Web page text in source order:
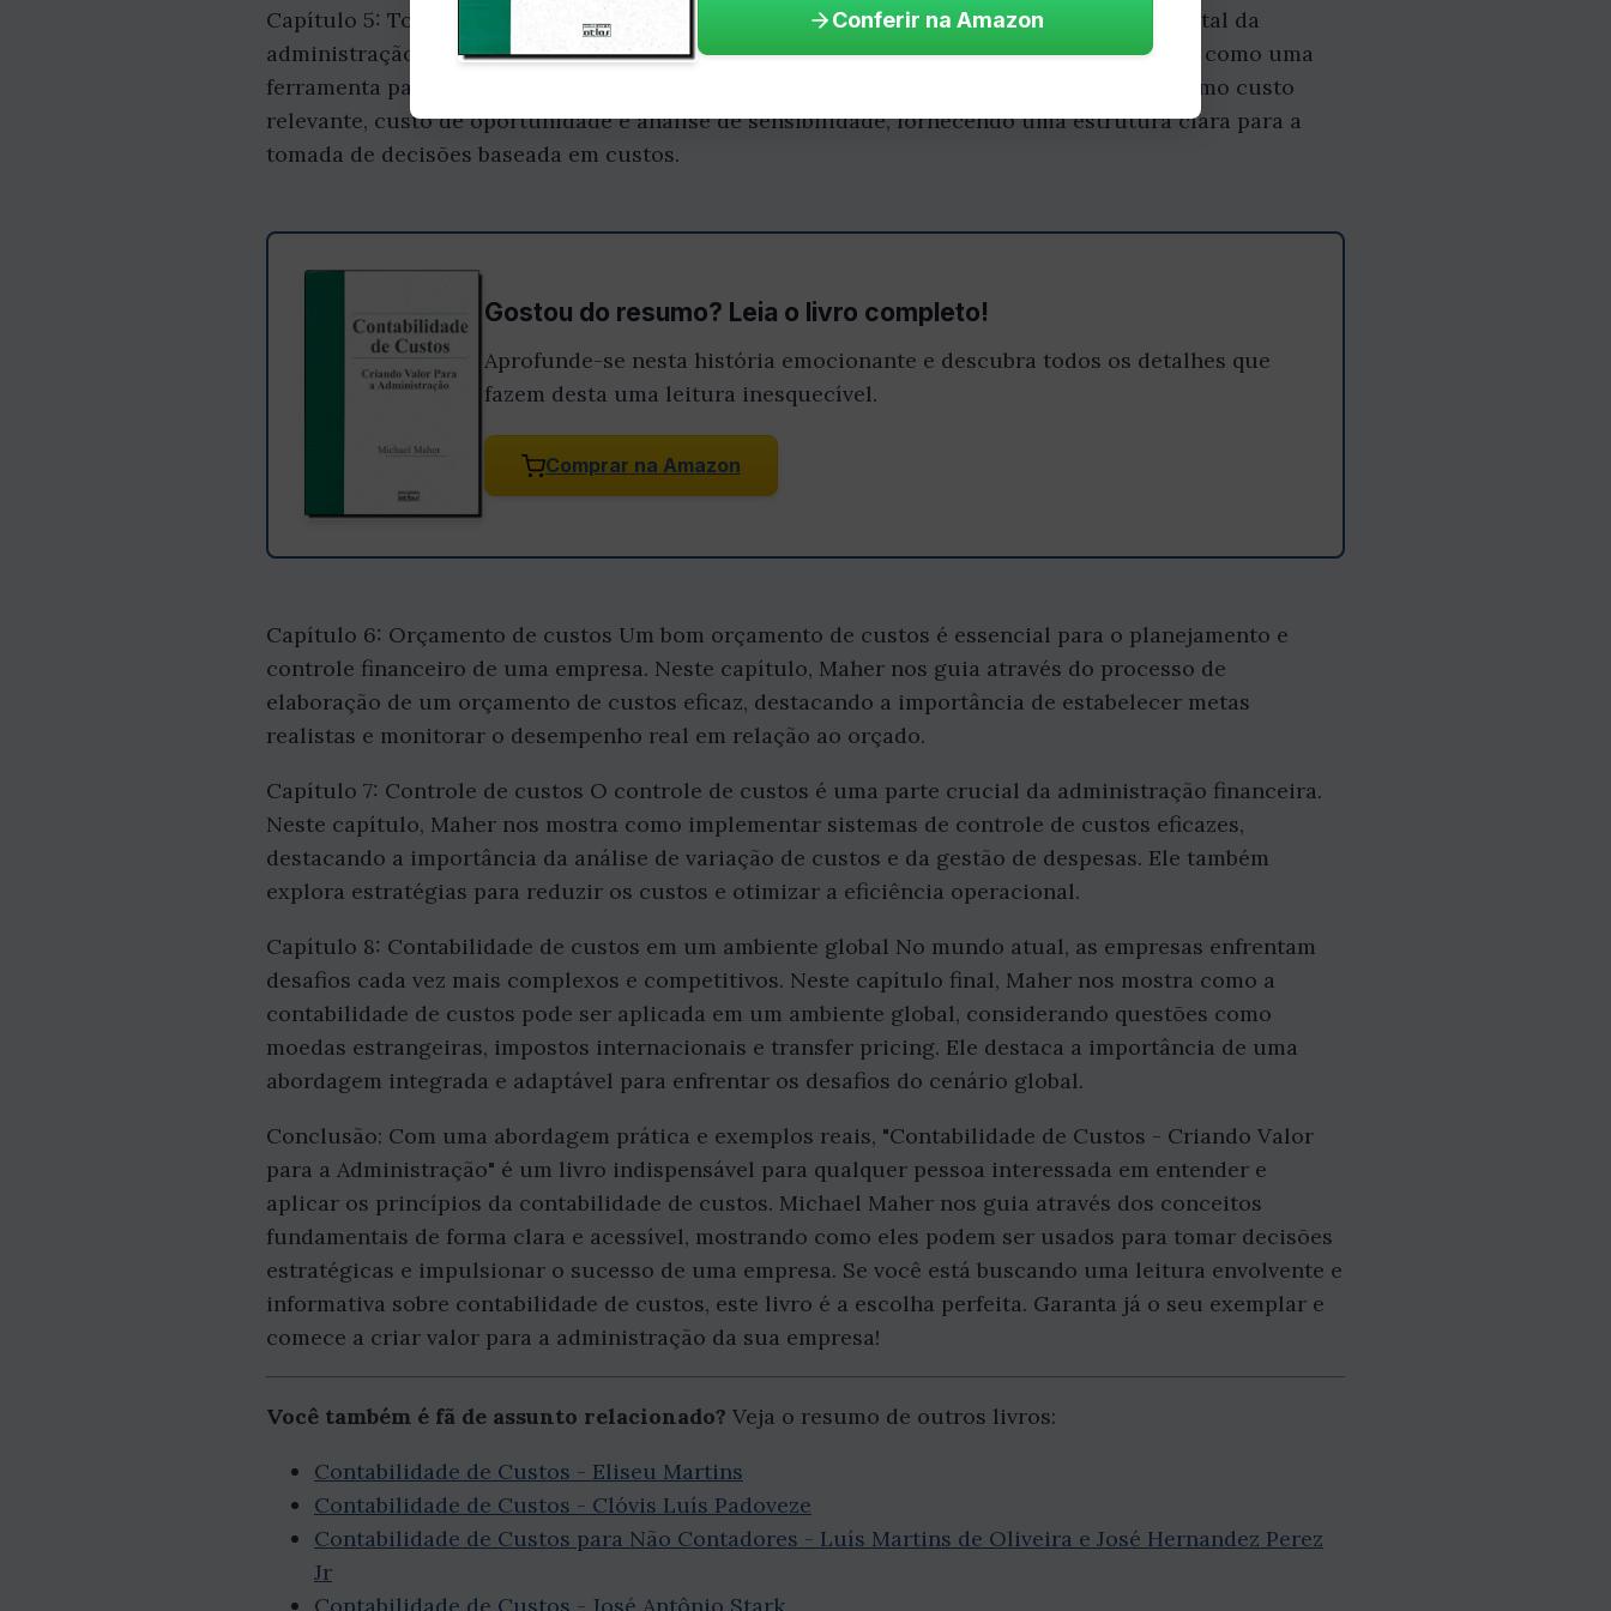
Capítulo 5: Tomada de decisão baseada em custos Tomar decisões é uma parte fundamental da
administração. Neste capítulo, Maher nos mostra como utilizar a contabilidade de custos como uma
ferramenta para tomar decisões mais informadas e estratégicas. Ele explora conceitos como custo
relevante, custo de oportunidade e análise de sensibilidade, fornecendo uma estrutura clara para a
tomada de decisões baseada em custos.
Gostou do resumo? Leia o livro completo!
Aprofunde-se nesta história emocionante e descubra todos os detalhes que
fazem desta uma leitura inesquecível.
Comprar na Amazon
Capítulo 6: Orçamento de custos Um bom orçamento de custos é essencial para o planejamento e
controle financeiro de uma empresa. Neste capítulo, Maher nos guia através do processo de
elaboração de um orçamento de custos eficaz, destacando a importância de estabelecer metas
realistas e monitorar o desempenho real em relação ao orçado.
Capítulo 7: Controle de custos O controle de custos é uma parte crucial da administração financeira.
Neste capítulo, Maher nos mostra como implementar sistemas de controle de custos eficazes,
destacando a importância da análise de variação de custos e da gestão de despesas. Ele também
explora estratégias para reduzir os custos e otimizar a eficiência operacional.
Capítulo 8: Contabilidade de custos em um ambiente global No mundo atual, as empresas enfrentam
desafios cada vez mais complexos e competitivos. Neste capítulo final, Maher nos mostra como a
contabilidade de custos pode ser aplicada em um ambiente global, considerando questões como
moedas estrangeiras, impostos internacionais e transfer pricing. Ele destaca a importância de uma
abordagem integrada e adaptável para enfrentar os desafios do cenário global.
Conclusão: Com uma abordagem prática e exemplos reais, "Contabilidade de Custos - Criando Valor
para a Administração" é um livro indispensável para qualquer pessoa interessada em entender e
aplicar os princípios da contabilidade de custos. Michael Maher nos guia através dos conceitos
fundamentais de forma clara e acessível, mostrando como eles podem ser usados para tomar decisões
estratégicas e impulsionar o sucesso de uma empresa. Se você está buscando uma leitura envolvente e
informativa sobre contabilidade de custos, este livro é a escolha perfeita. Garanta já o seu exemplar e
comece a criar valor para a administração da sua empresa!
Você também é fã de assunto relacionado? Veja o resumo de outros livros:
Contabilidade de Custos - Eliseu Martins
Contabilidade de Custos - Clóvis Luís Padoveze
Contabilidade de Custos para Não Contadores - Luís Martins de Oliveira e José Hernandez Perez
Jr
Contabilidade de Custos - José Antônio Stark
Conferir na Amazon